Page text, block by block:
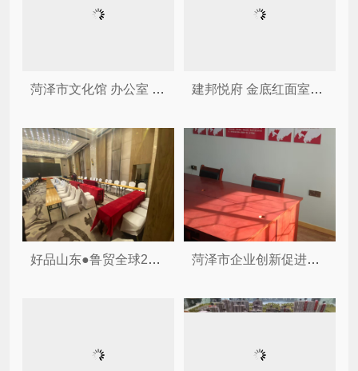
菏泽市文化馆 办公室 地下车... 建邦悦府 金底红面室内展板 ...
好品山东●鲁贸全球2024菏泽... 菏泽市企业创新促进会 山东恒...